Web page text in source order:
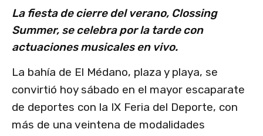
La fiesta de cierre del verano, Clossing
Summer, se celebra por la tarde con
actuaciones musicales en vivo.
La bahía de El Médano, plaza y playa, se
convirtió hoy sábado en el mayor escaparate
de deportes con la IX Feria del Deporte, con
más de una veintena de modalidades